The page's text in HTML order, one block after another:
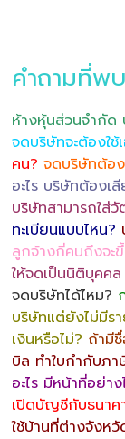
คำถามที่พ
ห้างหุ้นส่วนจำกัด
จดบริษัทจะต้องใช้
คน? จดบริษัทต้อง
อะไร บริษัทต้องเ
บริษัทสามารถใส่
ทะเบียนแบบไหน?
ลูกจ้างกี่คนถึงจะ
ให้จดเป็นนิติบุคค
จดบริษัทได้ไหม?
บริษัทแต่ยังไม่มีร
เงินหรือไม่? ถ้ามี
บิล ทำใบกำกับภา
อะไร มีหน้าที่อย่าง
เปิดบัญชีกับธนาค
ใช้บ้านที่ต่างจังหวั